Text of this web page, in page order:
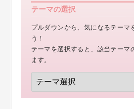
テーマの選択
プルダウンから、気になるテーマ
う！
テーマを選択すると、該当テーマ
ます。